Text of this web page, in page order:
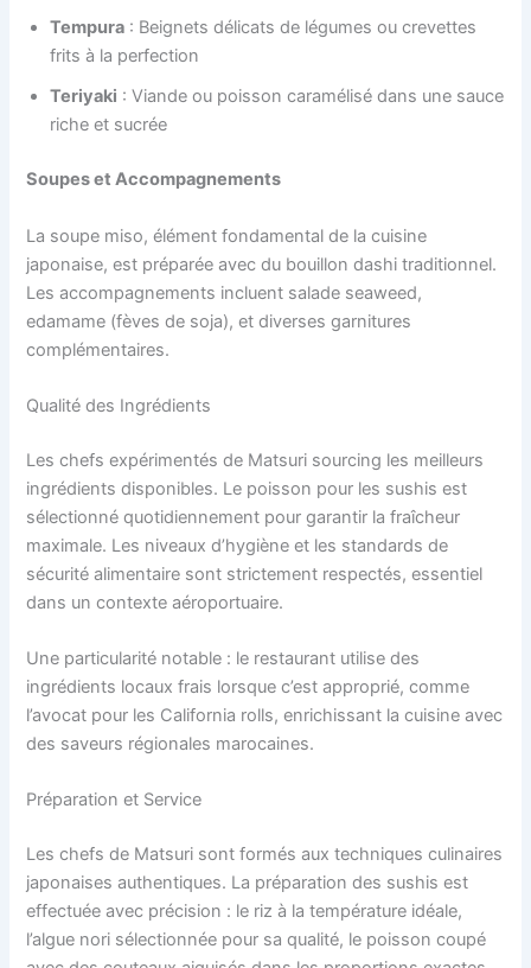
Tempura : Beignets délicats de légumes ou crevettes
frits à la perfection
Teriyaki : Viande ou poisson caramélisé dans une sauce
riche et sucrée
Soupes et Accompagnements
La soupe miso, élément fondamental de la cuisine
japonaise, est préparée avec du bouillon dashi traditionnel.
Les accompagnements incluent salade seaweed,
edamame (fèves de soja), et diverses garnitures
complémentaires.
Qualité des Ingrédients
Les chefs expérimentés de Matsuri sourcing les meilleurs
ingrédients disponibles. Le poisson pour les sushis est
sélectionné quotidiennement pour garantir la fraîcheur
maximale. Les niveaux d’hygiène et les standards de
sécurité alimentaire sont strictement respectés, essentiel
dans un contexte aéroportuaire.
Une particularité notable : le restaurant utilise des
ingrédients locaux frais lorsque c’est approprié, comme
l’avocat pour les California rolls, enrichissant la cuisine avec
des saveurs régionales marocaines.
Préparation et Service
Les chefs de Matsuri sont formés aux techniques culinaires
japonaises authentiques. La préparation des sushis est
effectuée avec précision : le riz à la température idéale,
l’algue nori sélectionnée pour sa qualité, le poisson coupé